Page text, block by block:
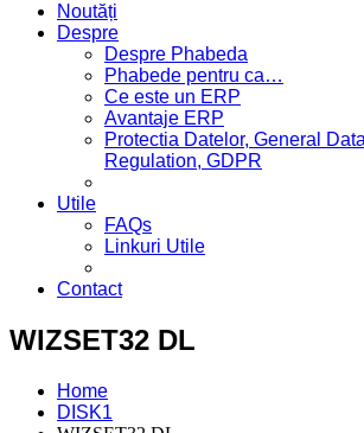
Noutăți
Despre
Despre Phabeda
Phabede pentru ca…
Ce este un ERP
Avantaje ERP
Protectia Datelor, General
Regulation, GDPR
Utile
FAQs
Linkuri Utile
Contact
WIZSET32 DL
Home
DISK1